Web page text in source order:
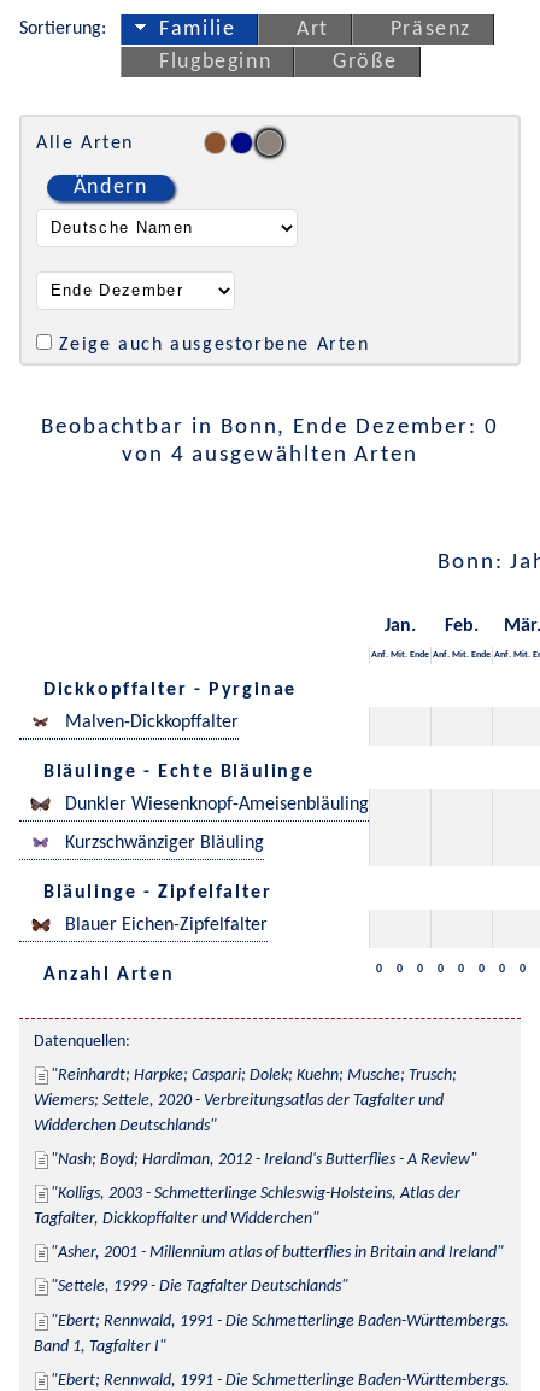
Sortierung: Familie Art
Präsenz
Flugbeginn
Größe
Alle Arten
Ändern
Zeige auch ausgestorbene Arten
Beobachtbar in Bonn, Ende Dezember: 0
von 4 ausgewählten Arten
Bonn:
Jan. Feb. Mär.
Anf. Mit. Ende Anf. Mit. Ende Anf. Mit.
Dickkopffalter - Pyrginae
Malven-Dickkopffalter
Bläulinge - Echte Bläulinge
Dunkler Wiesenknopf-Ameisenbläuling
Kurzschwänziger Bläuling
Bläulinge - Zipfelfalter
Blauer Eichen-Zipfelfalter
Anzahl Arten 0 0 0 0 0 0 0 0
Datenquellen:
Reinhardt; Harpke; Caspari; Dolek; Kuehn; Musche; Trusch;
Wiemers; Settele, 2020 - Verbreitungsatlas der Tagfalter und
Widderchen Deutschlands
Nash; Boyd; Hardiman, 2012 - Ireland's Butterflies - A Review
Kolligs, 2003 - Schmetterlinge Schleswig-Holsteins, Atlas der
Tagfalter, Dickkopffalter und Widderchen
Asher, 2001 - Millennium atlas of butterflies in Britain and Ireland
Settele, 1999 - Die Tagfalter Deutschlands
Ebert; Rennwald, 1991 - Die Schmetterlinge Baden-Württembergs.
Band 1, Tagfalter I
Ebert; Rennwald, 1991 - Die Schmetterlinge Baden-Württembergs.